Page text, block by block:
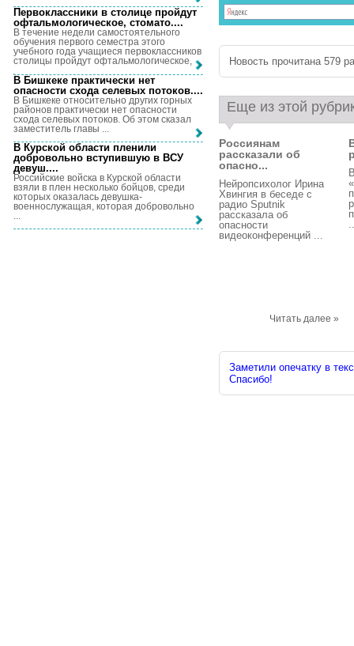
Новость прочитана 579
Еще из этой
Россиянам
рассказали об
опасно...
Нейропсихолог Ирина
Хвингия в беседе с
радио Sputnik
рассказала об
опасности
видеоконференций ...
Читать далее »
Заметили опечатку в
Спасибо!
Первоклассники в столице пройдут
офтальмологическое, стомато....
В течение недели самостоятельного
обучения первого семестра этого
учебного года учащиеся первоклассников
столицы пройдут офтальмологическое, ...
В Бишкеке практически нет
опасности схода селевых потоков....
В Бишкеке относительно других горных
районов практически нет опасности
схода селевых потоков. Об этом сказал
заместитель главы ...
В Курской области пленили
добровольно вступившую в ВСУ
девуш....
Российские войска в Курской области
взяли в плен несколько бойцов, среди
которых оказалась девушка-
военнослужащая, которая добровольно
...